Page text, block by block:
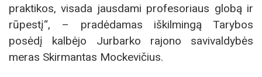
praktikos, visada jausdami profesoriaus globą ir
rūpestį“, – pradėdamas iškilmingą Tarybos
posėdį kalbėjo Jurbarko rajono savivaldybės
meras Skirmantas Mockevičius.